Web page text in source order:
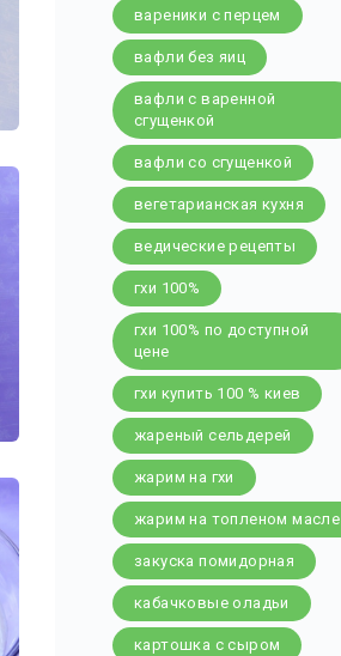
вареники с перцем
вафли без яиц
вафли с варенной
сгущенкой
вафли со сгущенкой
вегетарианская кухня
ведические рецепты
гхи 100%
гхи 100% по доступной
цене
гхи купить 100 % киев
жареный сельдерей
жарим на гхи
жарим на топленом масле
закуска помидорная
кабачковые оладьи
картошка с сыром